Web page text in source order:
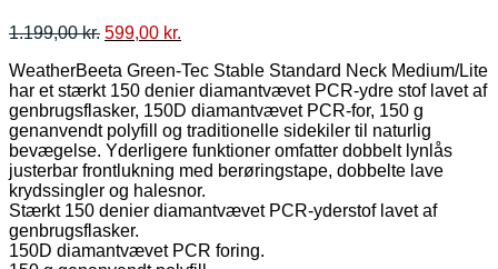
1.199,00kr. Den
pris
var:
1.199,00 kr..
599,00 kr.
pris
er:
599,00 kr..
WeatherBeeta Green-Tec Stable Standard Neck Medium/Lite
har et stærkt 150 denier diamantvævet PCR-ydre stof lavet af
genbrugsflasker, 150D diamantvævet PCR-for, 150 g
genanvendt polyfill og traditionelle sidekiler til naturlig
bevægelse. Yderligere funktioner omfatter dobbelt lynlås
justerbar frontlukning med berøringstape, dobbelte lave
krydssingler og halesnor.
Stærkt 150 denier diamantvævet PCR-yderstof lavet af
genbrugsflasker.
150D diamantvævet PCR foring.